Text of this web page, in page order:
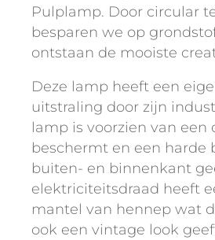
Pulplamp. Door circular
besparen we op
ontstaan de mooiste
Deze lamp heeft een
uitstraling door zijn
lamp is voorzien van een
beschermt en een harde
buiten- en binnenkant
elektriciteitsdraad heeft
mantel van hennep wat
ook een vintage look